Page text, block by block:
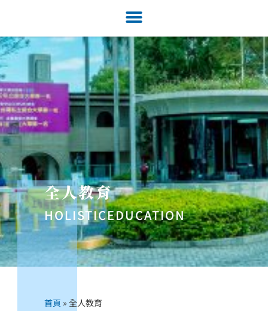
全人教育
HOLISTICEDUCATION
首頁 »全人教育